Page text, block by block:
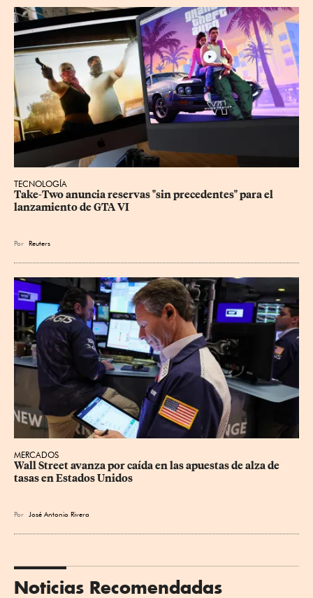
TECNOLOGÍA
Take-Two anuncia reservas "sin precedentes" para el
lanzamiento de GTA VI
Por Reuters
MERCADOS
Wall Street avanza por caída en las apuestas de alza de
tasas en Estados Unidos
Por José Antonio Rivera
Noticias Recomendadas